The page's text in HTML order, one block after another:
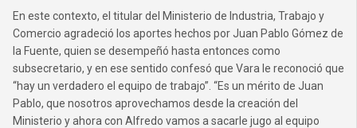
En este contexto, el titular del Ministerio de Industria, Trabajo y
Comercio agradeció los aportes hechos por Juan Pablo Gómez de
la Fuente, quien se desempeñó hasta entonces como
subsecretario, y en ese sentido confesó que Vara le reconoció que
“hay un verdadero el equipo de trabajo”. “Es un mérito de Juan
Pablo, que nosotros aprovechamos desde la creación del
Ministerio y ahora con Alfredo vamos a sacarle jugo al equipo